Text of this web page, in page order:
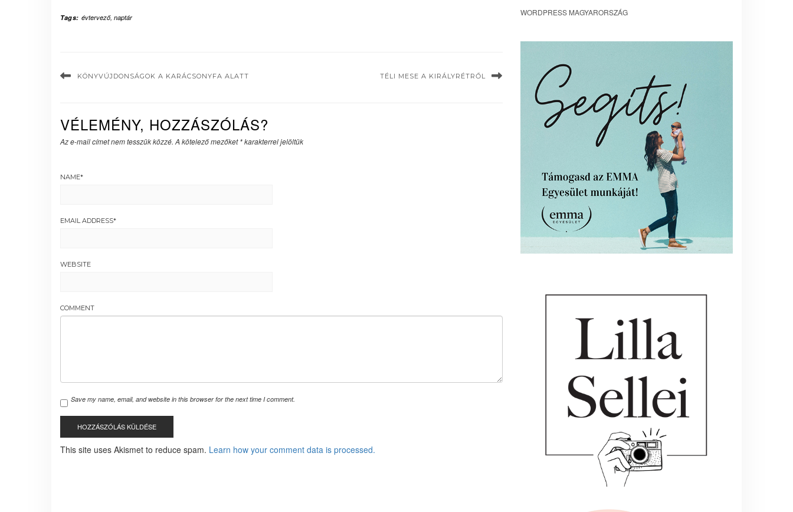
Tags: évtervező, naptár
KÖNYVÚJDONSÁGOK A KARÁCSONYFA ALATT TÉLI MESE A KIRÁLYRÉTRŐL
VÉLEMÉNY, HOZZÁSZÓLÁS?
Az e-mail címet nem tesszük közzé. A kötelező mezőket*karakterrel jelöltük
NAME*
EMAIL ADDRESS*
WEBSITE
COMMENT
Save my name, email, and website in this browser for the next time I comment.
This site uses Akismet to reduce spam. Learn how your comment data is processed.
WORDPRESS MAGYARORSZÁG